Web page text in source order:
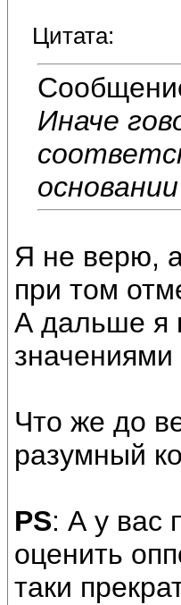
Цитата:
Иначе
Я не верю,
при том
А дальше я
значениями
Что же до
разумный
PS: А у вас
оценить
таки